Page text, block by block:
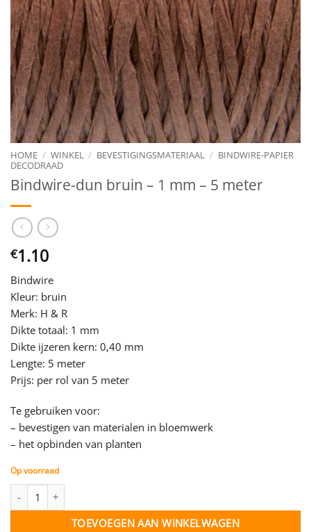
HOME / WINKEL / BEVESTIGINGSMATERIAAL / BINDWIRE-PAPIER
DECODRAAD
Bindwire-dun bruin – 1 mm – 5 meter
€1.10
Bindwire
Kleur: bruin
Merk: H & R
Dikte totaal: 1 mm
Dikte ijzeren kern: 0,40 mm
Lengte: 5 meter
Prijs: per rol van 5 meter
Te gebruiken voor:
– bevestigen van materialen in bloemwerk
– het opbinden van planten
Op voorraad
TOEVOEGEN AAN WINKELWAGEN